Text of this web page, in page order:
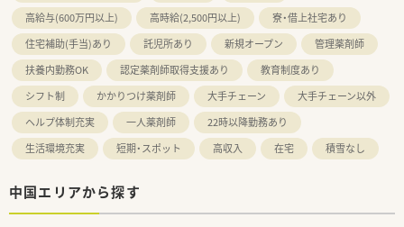
少しでも気になった方はお問い合わせくださいませ
高給与(600万円以上)
高時給(2,500円以上)
寮・借上社宅あり
住宅補助(手当)あり
託児所あり 新規オープン
管理薬剤師
扶養内勤務OK
認定薬剤師取得支援あり
教育制度あり
シフト制
かかりつけ薬剤師 大手チェーン
大手チェーン以外
ヘルプ体制充実
一人薬剤師
22時以降勤務あり
生活環境充実
短期・スポット 高収入 在宅 積雪なし
中国エリアから探す